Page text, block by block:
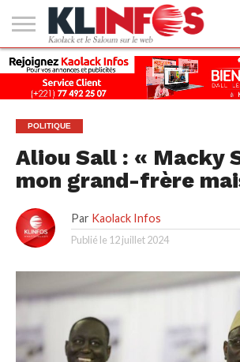
#2
(PAS
DE
TITRE)
KAOLACK
POLITIQUE
ECONOMIE
SOCIÉTÉ
CULTURE
PEOPLE
SPORT
SANTÉ
AFRIQUE
INTERNATIONAL
EMPLOI &
FORMATION
POLITIQUE
Aliou Sall : « Macky
mon grand-frère
Par Kaolack Infos
Publié le 12 juillet 2024